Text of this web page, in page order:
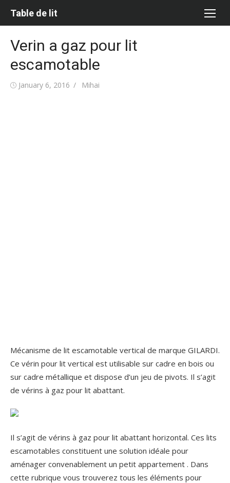
Table de lit
Verin a gaz pour lit
escamotable
Posted
January 6, 2016 Author
Mihai
Mécanisme de lit escamotable vertical de marque GILARDI.
Ce vérin pour lit vertical est utilisable sur cadre en bois ou
sur cadre métallique et dispose d’un jeu de pivots. Il s’agit
de vérins à gaz pour lit abattant.
Il s’agit de vérins à gaz pour lit abattant horizontal. Ces lits
escamotables constituent une solution idéale pour
aménager convenablement un petit appartement . Dans
cette rubrique vous trouverez tous les éléments pour